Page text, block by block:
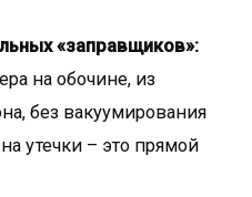
«заправщиков»:
на обочине, из
без вакуумирования
утечки – это прямой